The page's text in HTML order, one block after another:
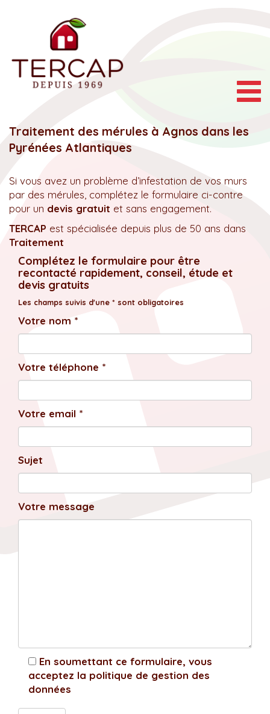
Traitement des mérules à Agnos dans les
Pyrénées Atlantiques
Si vous avez un problème d’infestation de vos murs
par des mérules, complétez le formulaire ci-contre
pour un devis gratuit et sans engagement.
TERCAP est spécialisée depuis plus de 50 ans dans
Traitement
Complétez le formulaire pour être
recontacté rapidement, conseil, étude et
devis gratuits
Les champs suivis d'une * sont obligatoires
Votre nom *
Votre téléphone *
Votre email *
Sujet
Votre message
En soumettant ce formulaire, vous
acceptez la politique de gestion des
données